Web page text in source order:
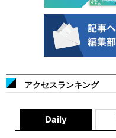
アクセスランキング
Daily